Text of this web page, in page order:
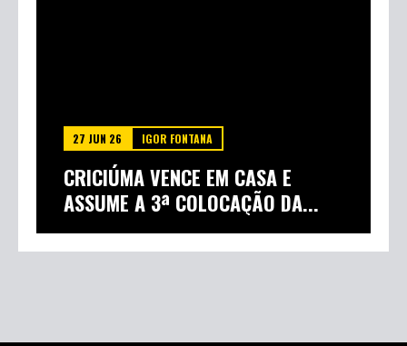
27 JUN 26 IGOR FONTANA
CRICIÚMA VENCE EM CASA E
ASSUME A 3ª COLOCAÇÃO DA...